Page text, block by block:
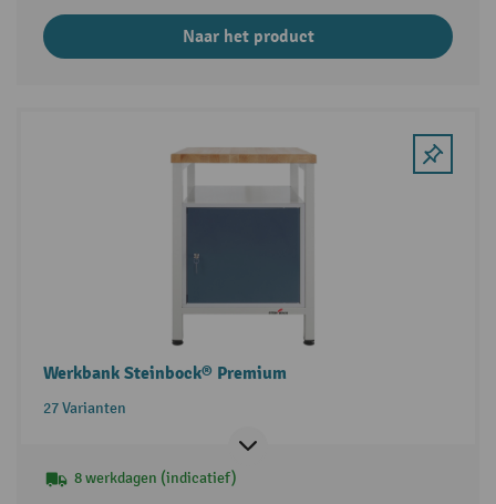
Naar het product
Werkbank Steinbock® Premium
27 Varianten
8 werkdagen (indicatief)